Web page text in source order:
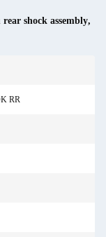
rear shock assembly,
RR